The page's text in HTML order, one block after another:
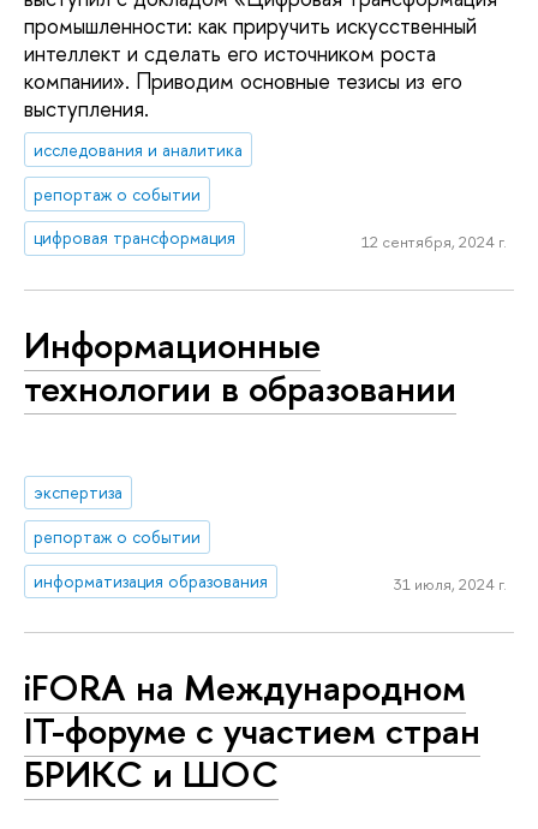
промышленности: как приручить искусственный
интеллект и сделать его источником роста
компании». Приводим основные тезисы из его
выступления.
исследования и аналитика
репортаж о событии
цифровая трансформация
12 сентября, 2024 г.
Информационные
технологии в образовании
экспертиза
репортаж о событии
информатизация образования
31 июля, 2024 г.
iFORA на Международном
IT-форуме с участием стран
БРИКС и ШОС